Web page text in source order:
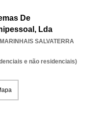
De
Lda
MARINHAIS SALVATERRA
e não residenciais)